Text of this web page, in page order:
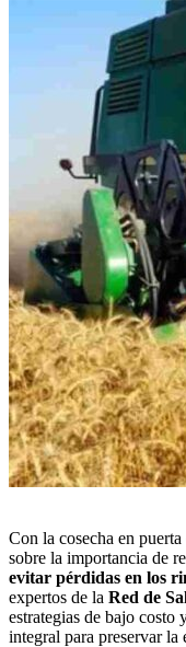
Con la cosecha en puerta
sobre la importancia de
evitar pérdidas en los
expertos de la Red de
estrategias de bajo costo
integral para preservar la